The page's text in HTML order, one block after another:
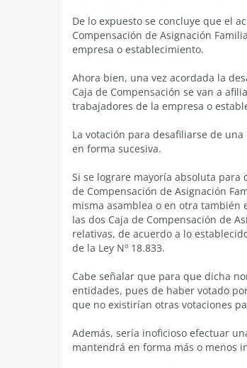
De lo expuesto se concluye que el
Compensación de Asignación
empresa o establecimiento.
Ahora bien, una vez acordada la
Caja de Compensación se van a
trabajadores de la empresa o
La votación para desafiliarse de
en forma sucesiva.
Si se lograre mayoría absoluta
de Compensación de Asignación
misma asamblea o en otra también
las dos Caja de Compensación de
relativas, de acuerdo a lo
de la Ley Nº 18.833.
Cabe señalar que para que dicha
entidades, pues de haber votado
que no existirían otras votaciones
Además, sería inoficioso efectuar
mantendrá en forma más o menos